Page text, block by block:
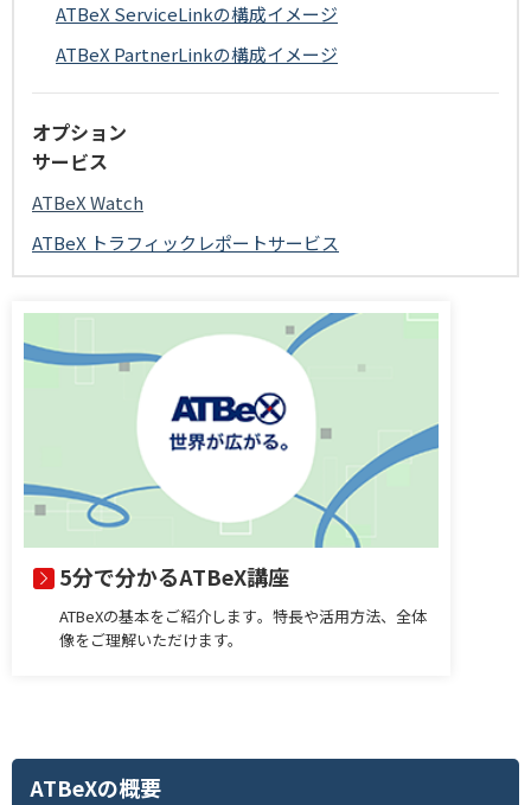
ATBeX ServiceLinkの構成イメージ
ATBeX PartnerLinkの構成イメージ
オプション
サービス
ATBeX Watch
ATBeX トラフィックレポートサービス
5分で分かるATBeX講座
ATBeXの基本をご紹介します。特長や活用方法、全体
像をご理解いただけます。
ATBeXの概要